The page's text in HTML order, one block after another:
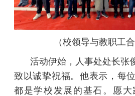
（校领导与教职工
活动伊始，人事处处长张
致以诚挚祝福。他表示，每
都是学校发展的基石。愿